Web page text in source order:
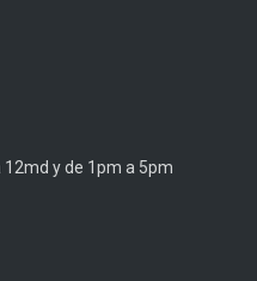
12md y de 1pm a 5pm